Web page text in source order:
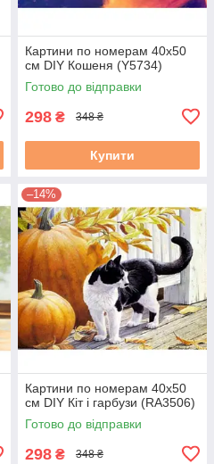
Картини по номерам 40х50
см DIY Кошеня (Y5734)
Готово до відправки
298 ₴ 348 ₴
Купити
–14%
Картини по номерам 40х50
см DIY Кіт і гарбузи (RA3506)
Готово до відправки
298 ₴ 348 ₴